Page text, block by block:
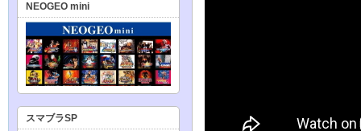
NEOGEO mini
スマブラSP